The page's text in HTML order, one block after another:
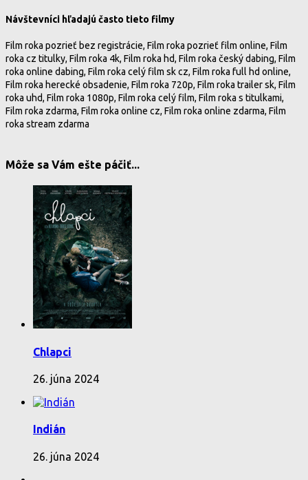
Návštevníci hľadajú často tieto filmy
Film roka pozrieť bez registrácie, Film roka pozrieť film online, Film
roka cz titulky, Film roka 4k, Film roka hd, Film roka český dabing, Film
roka online dabing, Film roka celý film sk cz, Film roka full hd online,
Film roka herecké obsadenie, Film roka 720p, Film roka trailer sk, Film
roka uhd, Film roka 1080p, Film roka celý film, Film roka s titulkami,
Film roka zdarma, Film roka online cz, Film roka online zdarma, Film
roka stream zdarma
Môže sa Vám ešte páčiť...
Chlapci
26. júna 2024
Indián
26. júna 2024